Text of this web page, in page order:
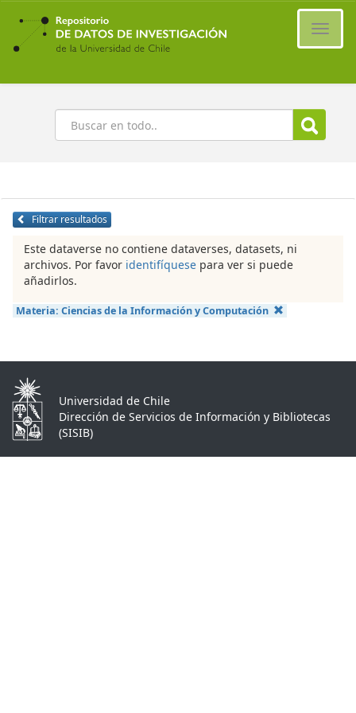
Ir
contenido
principal
Buscar
Filtrar resultados
Este dataverse no contiene dataverses, datasets, ni
archivos. Por favor identifíquese para ver si puede
añadirlos.
Materia: Ciencias de la Información y Computación
Universidad de Chile
Dirección de Servicios de Información y Bibliotecas
(SISIB)